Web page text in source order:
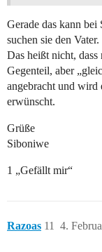
Gerade das kann
suchen sie den Vater.
Das heißt nicht,
Gegenteil, aber
angebracht und wird
erwünscht.
Grüße
Siboniwe
1 „Gefällt mir“
Razoas 4.
11